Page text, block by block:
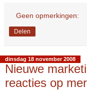
Geen opmerkingen:
Delen
dinsdag 18 november 2008
Nieuwe
reacties op